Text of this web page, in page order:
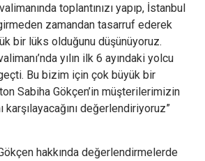
toplantınızı yapıp, İstanbul
zamandan tasarruf ederek
bir lüks olduğunu düşünüyoruz.
yılın ilk 6 ayındaki yolcu
Bu bizim için çok büyük bir
Sabiha Gökçen’in müşterilerimizin
karşılayacağını değerlendiriyoruz”
hakkında değerlendirmelerde